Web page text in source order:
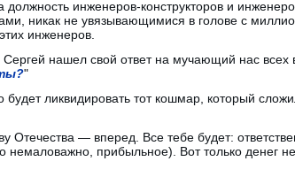
должность инженеров-конструкторов и
никак не увязывающимися в голове с
инженеров.
Сергей нашел свой ответ на мучающий нас всех
"
ликвидировать тот кошмар, который
Отечества — вперед. Все тебе будет:
прибыльное). Вот только денег